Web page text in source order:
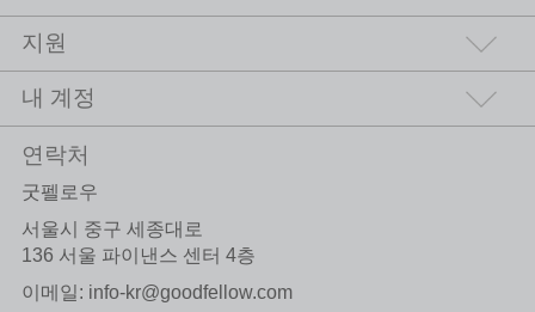
지원
내 계정
연락처
굿펠로우
서울시 중구 세종대로
136 서울 파이낸스 센터 4층
이메일: info-kr@goodfellow.com